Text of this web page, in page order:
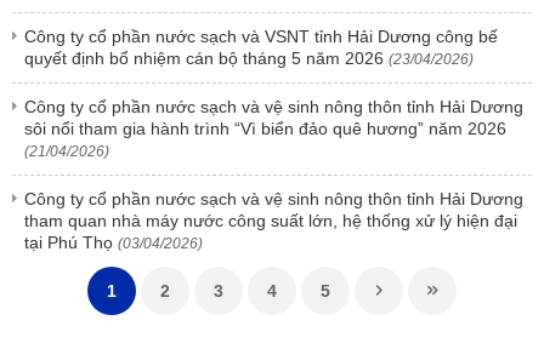
Công ty cổ phần nước sạch và VSNT tỉnh Hải Dương công bế
quyết định bổ nhiệm cán bộ tháng 5 năm 2026 (23/04/2026)
Công ty cổ phần nước sạch và vệ sinh nông thôn tỉnh Hải Dương
sôi nổi tham gia hành trình “Vì biển đảo quê hương” năm 2026
(21/04/2026)
Công ty cổ phần nước sạch và vệ sinh nông thôn tỉnh Hải Dương
tham quan nhà máy nước công suất lớn, hệ thống xử lý hiện đại
tại Phú Thọ (03/04/2026)
1 2 3 4 5